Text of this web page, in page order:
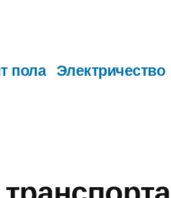
пола Электричество